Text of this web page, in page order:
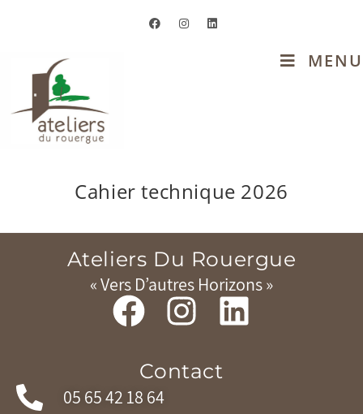
MENU
Cahier technique 2026
Ateliers Du Rouergue
« Vers D’autres Horizons »
Contact
05 65 42 18 64